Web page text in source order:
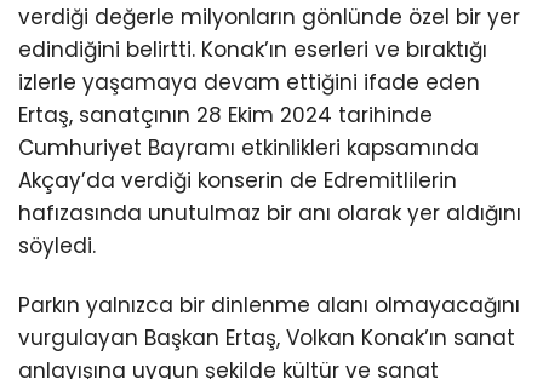
verdiği değerle milyonların gönlünde özel bir yer
edindiğini belirtti. Konak’ın eserleri ve bıraktığı
izlerle yaşamaya devam ettiğini ifade eden
Ertaş, sanatçının 28 Ekim 2024 tarihinde
Cumhuriyet Bayramı etkinlikleri kapsamında
Akçay’da verdiği konserin de Edremitlilerin
hafızasında unutulmaz bir anı olarak yer aldığını
söyledi.
Parkın yalnızca bir dinlenme alanı olmayacağını
vurgulayan Başkan Ertaş, Volkan Konak’ın sanat
anlayışına uygun şekilde kültür ve sanat